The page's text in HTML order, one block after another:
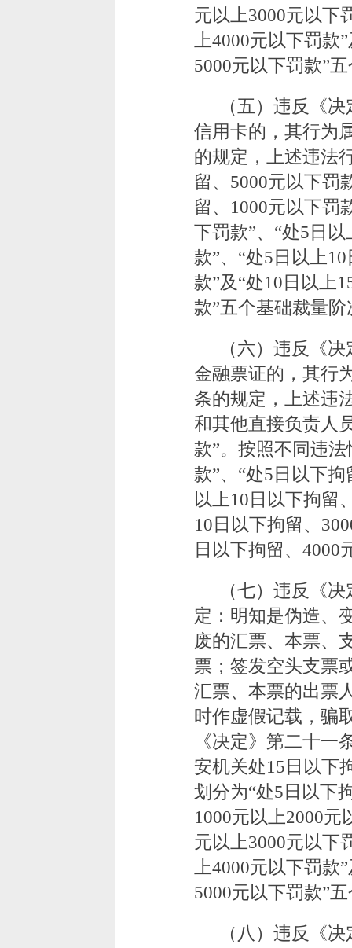
元以上3000元以下
上4000元以下罚款
5000元以下罚款”
（五）违反《
信用卡的，其行为
的规定，上述违法
留、5000元以下罚
留、1000元以下罚
下罚款”、“处5日
款”、“处5日以上
款”及“处10日以上
款”五个基础裁量阶
（六）违反《
金融票证的，其行
条的规定，上述违
和其他直接负责人
款”。按照不同违
款”、“处5日以下
以上10日以下拘留
10日以下拘留、
日以下拘留、4000
（七）违反《
定：明知是伪造、
废的汇票、本票、
票；签发空头支票
汇票、本票的出票
时作虚假记载，骗
《决定》第二十一
安机关处15日以下
划分为“处5日以下
1000元以上2000元
元以上3000元以下
上4000元以下罚款
5000元以下罚款”
（八）违反《